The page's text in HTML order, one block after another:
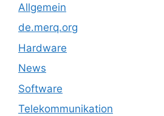
Allgemein
de.merq.org
Hardware
News
Software
Telekommunikation